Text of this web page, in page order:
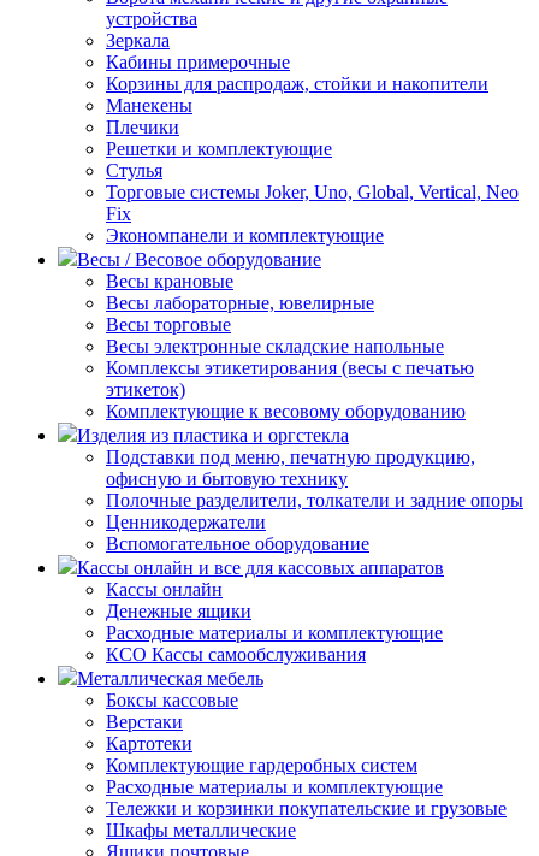
устройства
Зеркала
Кабины примерочные
Корзины для распродаж, стойки и накопители
Манекены
Плечики
Решетки и комплектующие
Стулья
Торговые системы Joker, Uno, Global, Vertical, Neo
Fix
Экономпанели и комплектующие
Весы / Весовое оборудование
Весы крановые
Весы лабораторные, ювелирные
Весы торговые
Весы электронные складские напольные
Комплексы этикетирования (весы с печатью
этикеток)
Комплектующие к весовому оборудованию
Изделия из пластика и оргстекла
Подставки под меню, печатную продукцию,
офисную и бытовую технику
Полочные разделители, толкатели и задние опоры
Ценникодержатели
Вспомогательное оборудование
Кассы онлайн и все для кассовых аппаратов
Кассы онлайн
Денежные ящики
Расходные материалы и комплектующие
КСО Кассы самообслуживания
Металлическая мебель
Боксы кассовые
Верстаки
Картотеки
Комплектующие гардеробных систем
Расходные материалы и комплектующие
Тележки и корзинки покупательские и грузовые
Шкафы металлические
Ящики почтовые